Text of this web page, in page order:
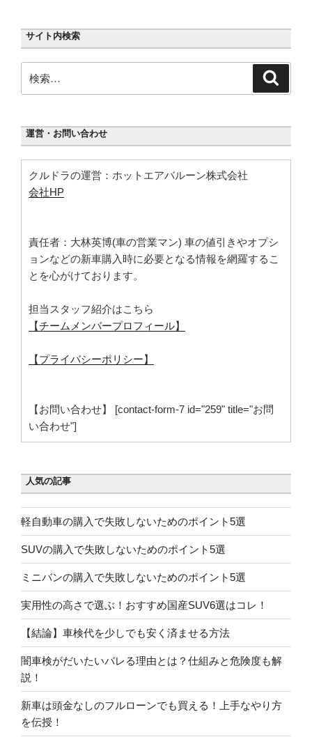
サイト内検索
索:
運営・お問い合わせ
クルドラの運営：ホットエアバルーン株式会社
会社HP
責任者：大林英博(車の営業マン) 車の値引きやオプシ
ョンなどの新車購入時に必要となる情報を網羅するこ
とを心がけております。
担当スタッフ紹介はこちら
【チームメンバープロフィール】
【プライバシーポリシー】
【お問い合わせ】 [contact-form-7 id="259" title="お問
い合わせ"]
人気の記事
軽自動車の購入で失敗しないためのポイント5選
SUVの購入で失敗しないためのポイント5選
ミニバンの購入で失敗しないためのポイント5選
実用性の高さで選ぶ！おすすめ国産SUV6選はコレ！
【結論】車検代を少しでも安く済ませる方法
闇車検がだいたいバレる理由とは？仕組みと危険度も解
説！
新車は頭金なしのフルローンでも買える！上手なやり方
を伝授！